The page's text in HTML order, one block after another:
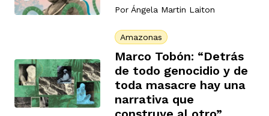
Por Ángela Martin Laiton
Amazonas
Marco Tobón: “Detrás
de todo genocidio y de
toda masacre hay una
narrativa que